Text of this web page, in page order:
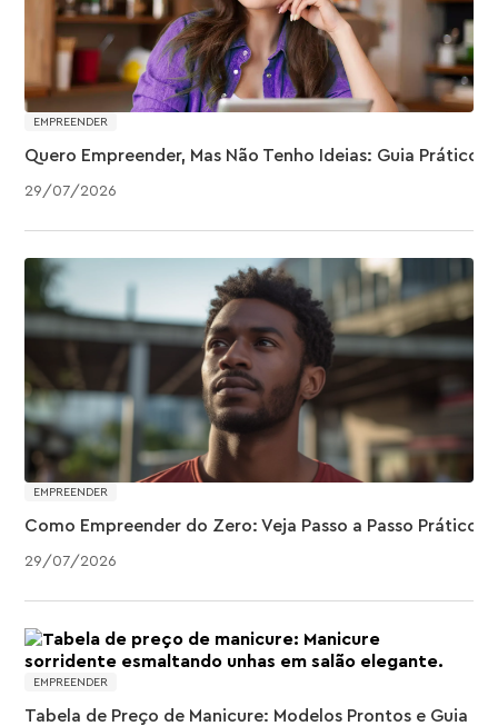
EMPREENDER
29/07/2026
Quero Empreender, Mas Não Tenho Ideias: Guia Prático
EMPREENDER
29 /07/2026
Como Empreender do Zero: Veja Passo a Passo Prático
EMPREENDER
Tabela de Preço de Manicure: Modelos Prontos e Guia